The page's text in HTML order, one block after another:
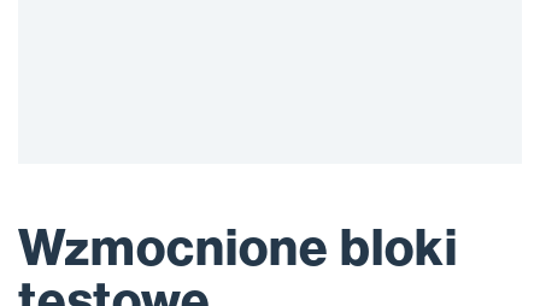
Wzmocnione bloki